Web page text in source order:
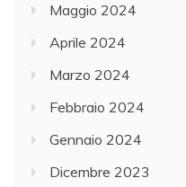
Maggio 2024
Aprile 2024
Marzo 2024
Febbraio 2024
Gennaio 2024
Dicembre 2023